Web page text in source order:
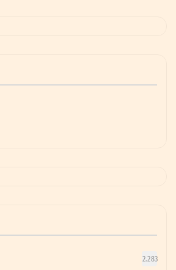
2.283